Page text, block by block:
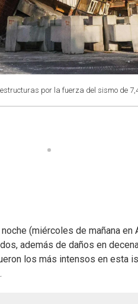
por la fuerza del sismo de
(miércoles de mañana
además de daños en
los más intensos en esta